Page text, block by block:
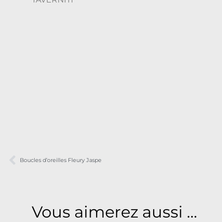
Boucles d’oreilles Fleury Jaspe
Vous aimerez aussi ...